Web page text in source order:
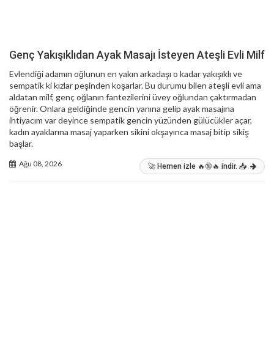
Genç Yakışıklıdan Ayak Masajı İsteyen Ateşli Evli Milf
Evlendiği adamın oğlunun en yakın arkadaşı o kadar yakışıklı ve
sempatik ki kızlar peşinden koşarlar. Bu durumu bilen ateşli evli ama
aldatan milf, genç oğlanın fantezilerini üvey oğlundan çaktırmadan
öğrenir. Onlara geldiğinde gencin yanına gelip ayak masajına
ihtiyacım var deyince sempatik gencin yüzünden gülücükler açar,
kadın ayaklarına masaj yaparken sikini okşayınca masaj bitip sikiş
başlar.
Ağu 08, 2026 🚀 Hemen izle 🔥🔞🔥 indir. 📥